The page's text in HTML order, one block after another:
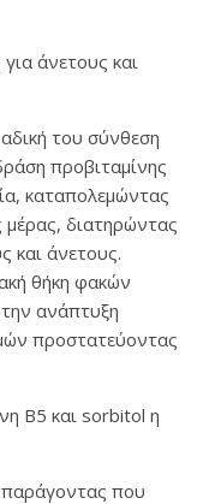
άνετους και
του σύνθεση
προβιταμίνης
καταπολεμώντας
μέρας, διατηρώντας
και άνετους.
θήκη φακών
ανάπτυξη
προστατεύοντας
B5 και sorbitol η
παράγοντας που